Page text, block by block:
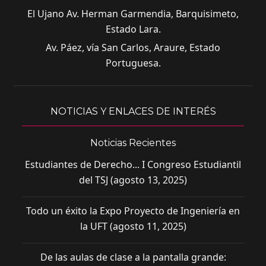
comunicacionales plurales y diversos.
Planificar, producir y evaluar productos
comunicacionales a partir de
comunicativas de los principales medios.
el uso de la comunicación, definiendo
formas de expresión y formatos en los
que se usarán los medios o cualquier
Concebir usos múltiples y creativos de
medios y tecnologías de comunicación
factura comunicacional y estética.
Realizar investigaciones periodísticas
vinculación con lo nacional y lo global.
El Ujano Av. Herman Garmendia, Barquisimeto,
Estado Lara.
Av. Páez, vía San Carlos, Araure, Estado
Portuguesa.
NOTICIAS Y ENLACES DE INTERÉS
Noticias Recientes
Estudiantes de Derecho... I Congreso Estudiantil
del TSJ (agosto 13, 2025)
Todo un éxito la Expo Proyecto de Ingeniería en
la UFT (agosto 11, 2025)
De las aulas de clase a la pantalla grande: